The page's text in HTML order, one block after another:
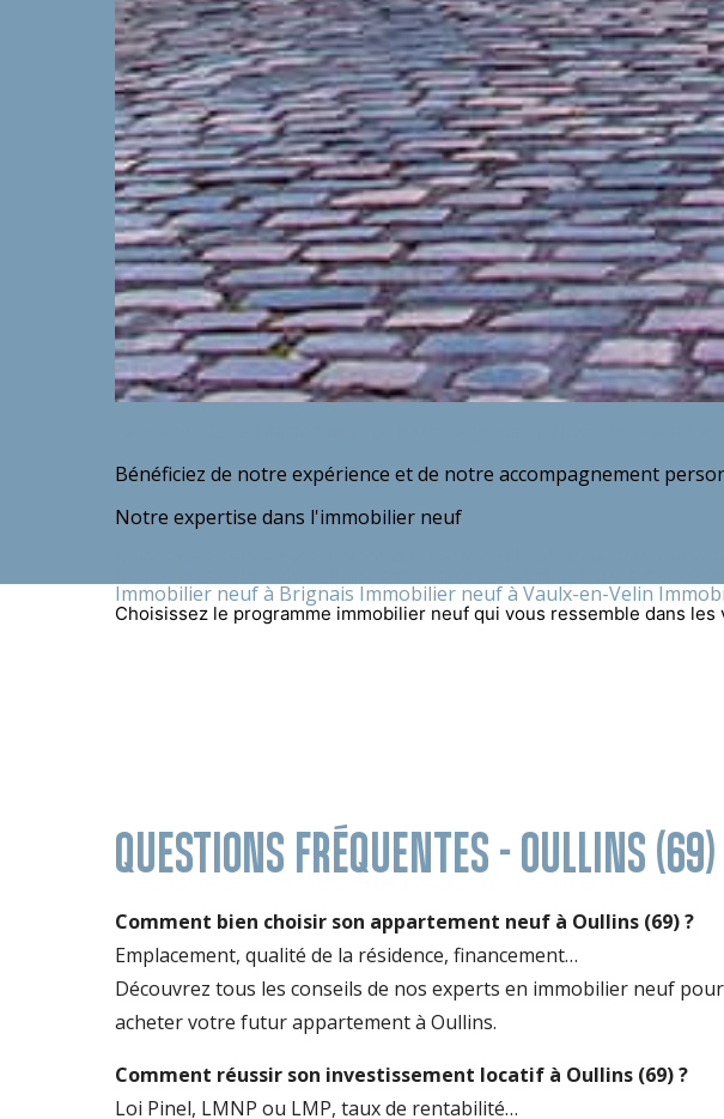
Bénéficiez de notre expérience et de notre accompagnement
Notre expertise dans l'immobilier neuf
Immobilier neuf à Brignais Immobilier neuf à Vaulx-en-Velin
Choisissez le programme immobilier neuf qui vous ressemble dans
QUESTIONS FRÉQUENTES - OULLINS (69)
Comment bien choisir son appartement neuf à Oullins (69) ?
Emplacement, qualité de la résidence, financement…
Découvrez tous les conseils de nos experts en immobilier neuf pour
acheter votre futur appartement à Oullins.
Comment réussir son investissement locatif à Oullins (69) ?
Loi Pinel, LMNP ou LMP, taux de rentabilité…